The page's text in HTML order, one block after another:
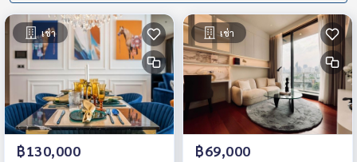
เช่า
฿130,000
เช่า
฿69,000